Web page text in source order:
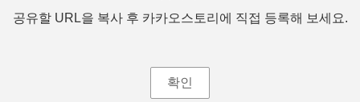
공유할 URL을 복사 후 카카오스토리에 직접 등록해 보세요.
확인